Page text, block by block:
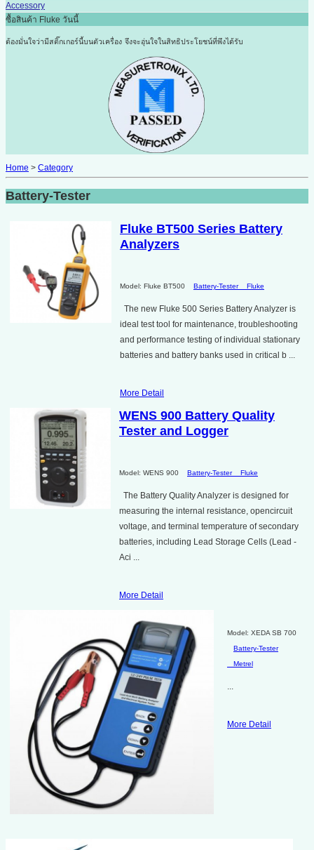
Accessory
ซื้อสินค้า Fluke วันนี้
ต้องมั่นใจว่ามีสติ๊กเกอร์นี้บนตัวเครื่อง จึงจะอุ่นใจในสิทธิประโยชน์ที่พึงได้รับ
Home > Category
Battery-Tester
Fluke BT500 Series Battery
Analyzers
Model: Fluke BT500 Battery-Tester Fluke
The new Fluke 500 Series Battery Analyzer is
ideal test tool for maintenance, troubleshooting
and performance testing of individual stationary
batteries and battery banks used in critical b ...
More Detail
WENS 900 Battery Quality
Tester and Logger
Model: WENS 900 Battery-Tester Fluke
The Battery Quality Analyzer is designed for
measuring the internal resistance, opencircuit
voltage, and terminal temperature of secondary
batteries, including Lead Storage Cells (Lead -
Aci ...
More Detail
Model: XEDA SB 700
Battery-Tester
Metrel
...
More Detail